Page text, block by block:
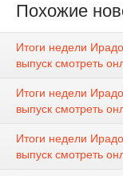
Похожие
Итоги недели
выпуск смотреть
Итоги недели
выпуск смотреть
Итоги недели
выпуск смотреть